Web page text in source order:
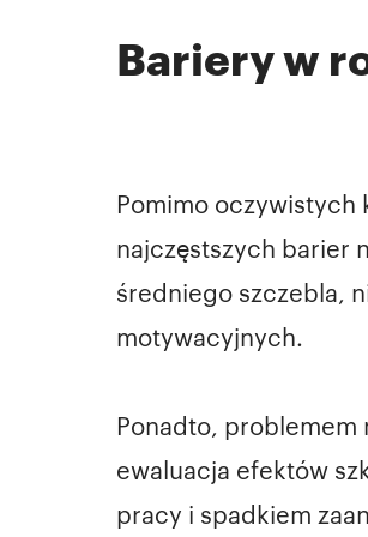
Bariery w
Pomimo
najczęstszych barier
średniego szczebla,
motywacyjnych.
Ponadto, problemem
ewaluacja efektów
pracy i spadkiem